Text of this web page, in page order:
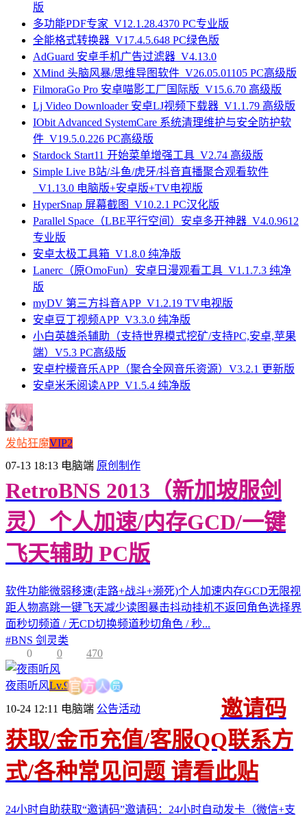
版
多功能PDF专家_V12.1.28.4370 PC专业版
全能格式转换器_V17.4.5.648 PC绿色版
AdGuard 安卓手机广告过滤器_V4.13.0
XMind 头脑风暴/思维导图软件_V26.05.01105 PC高级版
FilmoraGo Pro 安卓喵影工厂国际版_V15.6.70 高级版
Lj Video Downloader 安卓LJ视频下载器_V1.1.79 高级版
IObit Advanced SystemCare 系统清理维护与安全防护软
件_V19.5.0.226 PC高级版
Stardock Start11 开始菜单增强工具_V2.74 高级版
Simple Live B站/斗鱼/虎牙/抖音直播聚合观看软件
_V1.13.0 电脑版+安卓版+TV电视版
HyperSnap 屏幕截图_V10.2.1 PC汉化版
Parallel Space（LBE平行空间）安卓多开神器_V4.0.9612
专业版
安卓太极工具箱_V1.8.0 纯净版
Lanerc（原OmoFun）安卓日漫观看工具_V1.1.7.3 纯净
版
myDV 第三方抖音APP_V1.2.19 TV电视版
安卓豆丁视频APP_V3.3.0 纯净版
小白英雄杀辅助（支持世界模式挖矿/支持PC,安卓,苹果
端）V5.3 PC高级版
安卓柠檬音乐APP（聚合全网音乐资源）V3.2.1 更新版
安卓米禾阅读APP_V1.5.4 纯净版
发帖狂魔VIP2
07-13 18:13 电脑端 原创制作
RetroBNS 2013（新加坡服剑
灵）个人加速/内存GCD/一键
飞天辅助 PC版
软件功能微弱移速(走路+战斗+濒死)个人加速内存GCD无限视
距人物高跳一键飞天减少读图暴击抖动挂机不返回角色选择界
面秒切频道 / 无CD切换频道秒切角色 / 秒...
#BNS 剑灵类
0
0 470
夜雨听风Lv.9官 方人员
10-24 12:11 电脑端 公告活动
邀请码
获取/金币充值/客服QQ联系方
式/各种常见问题 请看此贴
24小时自助获取“邀请码”邀请码：24小时自动发卡（微信+支